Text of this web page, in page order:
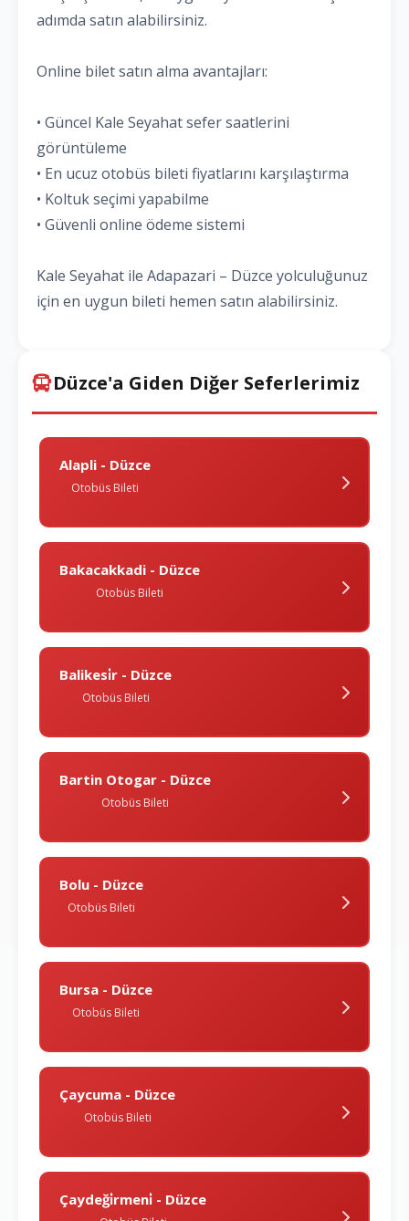
adımda satın alabilirsiniz.
Online bilet satın alma avantajları:
• Güncel Kale Seyahat sefer saatlerini
görüntüleme
• En ucuz otobüs bileti fiyatlarını karşılaştırma
• Koltuk seçimi yapabilme
• Güvenli online ödeme sistemi
Kale Seyahat ile Adapazari – Düzce yolculuğunuz
için en uygun bileti hemen satın alabilirsiniz.
Düzce'a Giden Diğer Seferlerimiz
Alapli - Düzce
Otobüs Bileti
Bakacakkadi - Düzce
Otobüs Bileti
Balikesi̇r - Düzce
Otobüs Bileti
Bartin Otogar - Düzce
Otobüs Bileti
Bolu - Düzce
Otobüs Bileti
Bursa - Düzce
Otobüs Bileti
Çaycuma - Düzce
Otobüs Bileti
Çaydeği̇rmeni̇ - Düzce